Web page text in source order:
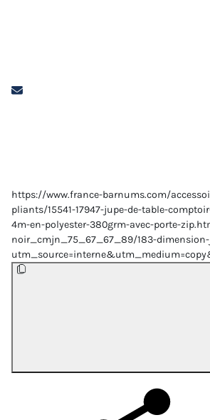
https://www.france-barnums.com/
pliants/15541-17947-jupe-de-table-
4m-en-polyester-380grm-avec-porte-
noir_cmjn_75_67_67_89/183-